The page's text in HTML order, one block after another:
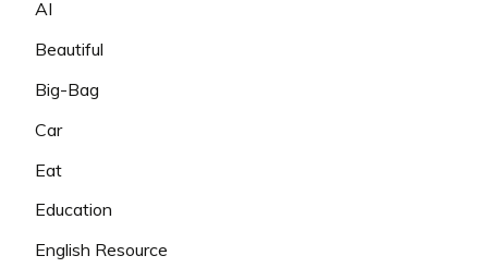
AI
Beautiful
Big-Bag
Car
Eat
Education
English Resource